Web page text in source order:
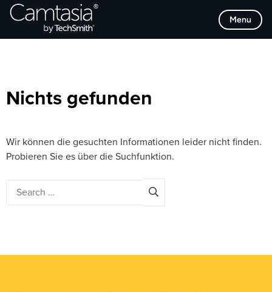
Direkt
zum
Menu
Browse Categories
Nichts gefunden
Wir können die gesuchten Informationen leider nicht finden.
Probieren Sie es über die Suchfunktion.